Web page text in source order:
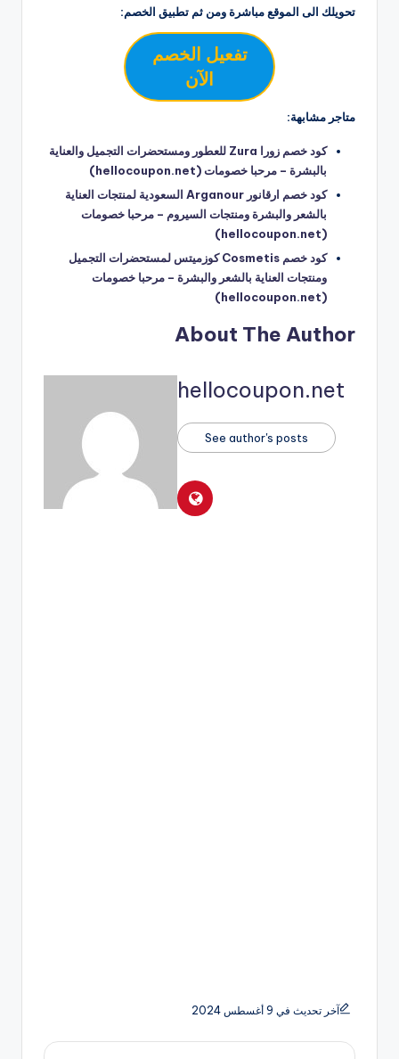
تحويلك الى الموقع مباشرة ومن ثم تطبيق الخصم:
تفعيل الخصم
الآن
متاجر مشابهة:
كود خصم زورا Zura للعطور ومستحضرات التجميل والعناية
بالبشرة – مرحبا خصومات (hellocoupon.net)
كود خصم ارقانور Arganour السعودية لمنتجات العناية
بالشعر والبشرة ومنتجات السيروم – مرحبا خصومات
(hellocoupon.net)
كود خصم Cosmetis كوزميتس لمستحضرات التجميل
ومنتجات العناية بالشعر والبشرة – مرحبا خصومات
(hellocoupon.net)
About The Author
hellocoupon.net
See author's posts
آخر تحديث في 9 أغسطس 2024